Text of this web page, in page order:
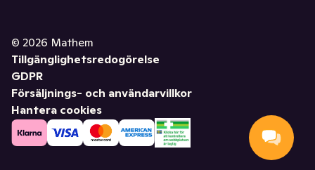
© 2026 Mathem
Tillgänglighetsredogörelse
GDPR
Försäljnings- och användarvillkor
Hantera cookies